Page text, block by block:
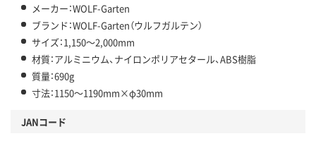
メーカー：WOLF-Garten
ブランド：WOLF-Garten（ウルフガルテン）
サイズ：1,150～2,000mm
材質：アルミニウム、ナイロンポリアセタール、ABS樹脂
質量：690g
寸法：1150～1190mm×φ30mm
JANコード